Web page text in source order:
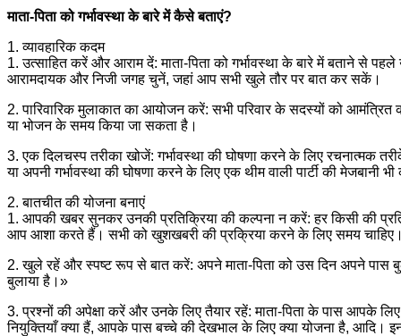
माता-पिता को गर्भावस्था के बारे में कैसे बताएं?
1. व्यावहारिक कदम
1. उत्साहित करें और आराम दें: माता-पिता को गर्भावस्था के बारे में बताने से
आरामदायक और निजी जगह चुनें, जहां आप सभी खुले तौर पर बात कर सकें।
2. पारिवारिक मुलाकात का आयोजन करें: सभी परिवार के सदस्यों को
या भोजन के समय किया जा सकता है।
3. एक दिलचस्प तरीका खोजें: गर्भावस्था की घोषणा करने के लिए रचनात्मक
या अपनी गर्भावस्था की घोषणा करने के लिए एक थीम वाली पार्टी की मेजबानी
2. बातचीत की योजना बनाएं
1. आपकी खबर सुनकर उनकी प्रतिक्रिया की कल्पना न करें: हर किसी की
आप आशा करते हैं। सभी को खुशखबरी की प्रक्रिया करने के लिए समय
2. खुले रहें और स्पष्ट रूप से बात करें: अपने माता-पिता को उस दिन अपने
बुलाया है।»
3. प्रश्नों की अपेक्षा करें और उनके लिए तैयार रहें: माता-पिता के पास आपके
नियुक्तियाँ क्या हैं, आपके पास बच्चे की देखभाल के लिए क्या योजना है, आदि।